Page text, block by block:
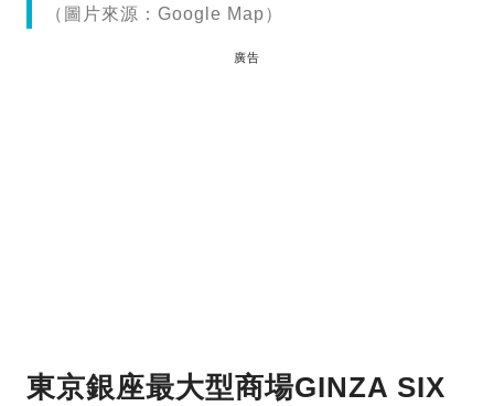
（圖片來源：Google Map）
廣告
東京銀座最大型商場GINZA SIX